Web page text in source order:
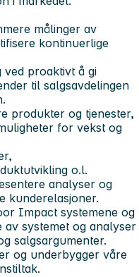
målinger av
kontinuerlige
ved proaktivt å gi
til salgsavdelingen
produkter og tjenester,
for vekst og
o.l.
analyser og
kunderelasjoner.
Impact systemene og
av systemet og analyser
salgsargumenter.
og underbygger våre